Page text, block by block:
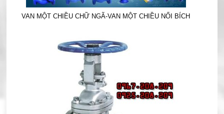
VAN MỘT CHIỀU CHỮ NGÃ-VAN MỘT CHIỀU NỐI BÍCH